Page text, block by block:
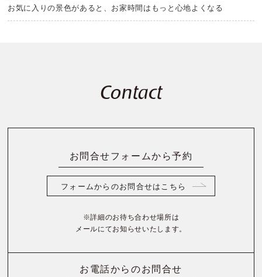
お気に入りの景色があると、お家時間はもっと心地よくなる
Contact
お問合せフォームから予約
フォームからのお問合せはこちら
※詳細のお待ち合わせ場所は
メールにてお知らせいたします。
お電話からのお問合せ